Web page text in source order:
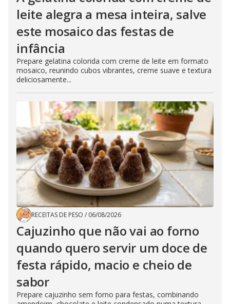
leite alegra a mesa inteira, salve
este mosaico das festas de
infância
Prepare gelatina colorida com creme de leite em formato
mosaico, reunindo cubos vibrantes, creme suave e textura
deliciosamente...
RECEITAS DE PESO / 06/08/2026
Cajuzinho que não vai ao forno
quando quero servir um doce de
festa rápido, macio e cheio de
sabor
Prepare cajuzinho sem forno para festas, combinando